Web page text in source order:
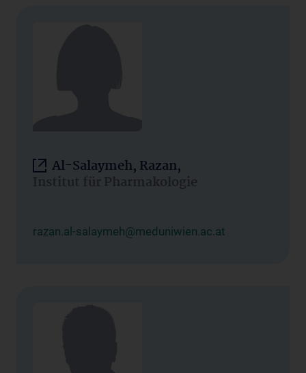
Al-Salaymeh, Razan,
Institut für Pharmakologie
razan.al-salaymeh@meduniwien.ac.at